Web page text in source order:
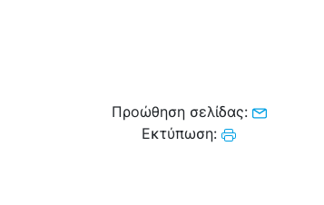
Προώθηση σελίδας:
Εκτύπωση: